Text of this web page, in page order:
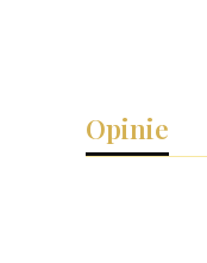
Opinie